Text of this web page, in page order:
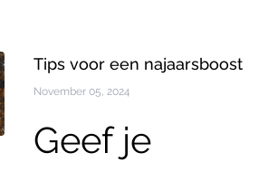
Tips voor een najaarsboost
November 05, 2024
Geef je